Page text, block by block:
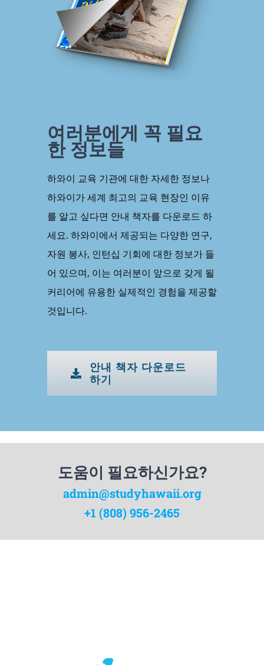
여러분에게 꼭 필요
한 정보들
하와이 교육 기관에 대한 자세한 정보나
하와이가 세계 최고의 교육 현장인 이유
를 알고 싶다면 안내 책자를 다운로드 하
세요. 하와이에서 제공되는 다양한 연구,
자원 봉사, 인턴십 기회에 대한 정보가 들
어 있으며, 이는 여러분이 앞으로 갖게 될
커리어에 유용한 실제적인 경험을 제공할
것입니다.
안내 책자 다운로드
하기
도움이 필요하신가요?
admin@studyhawaii.org
+1 (808) 956-2465